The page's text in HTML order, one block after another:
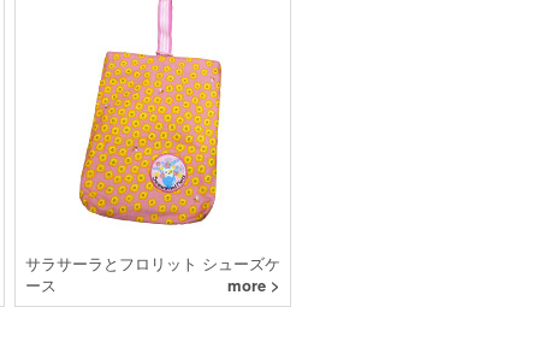
サラサーラとフロリット シューズケ
ース
more >